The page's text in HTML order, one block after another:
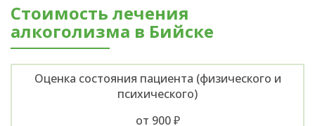
Стоимость лечения
алкоголизма в Бийске
Оценка состояния пациента (физического и
психического)
от 900 ₽